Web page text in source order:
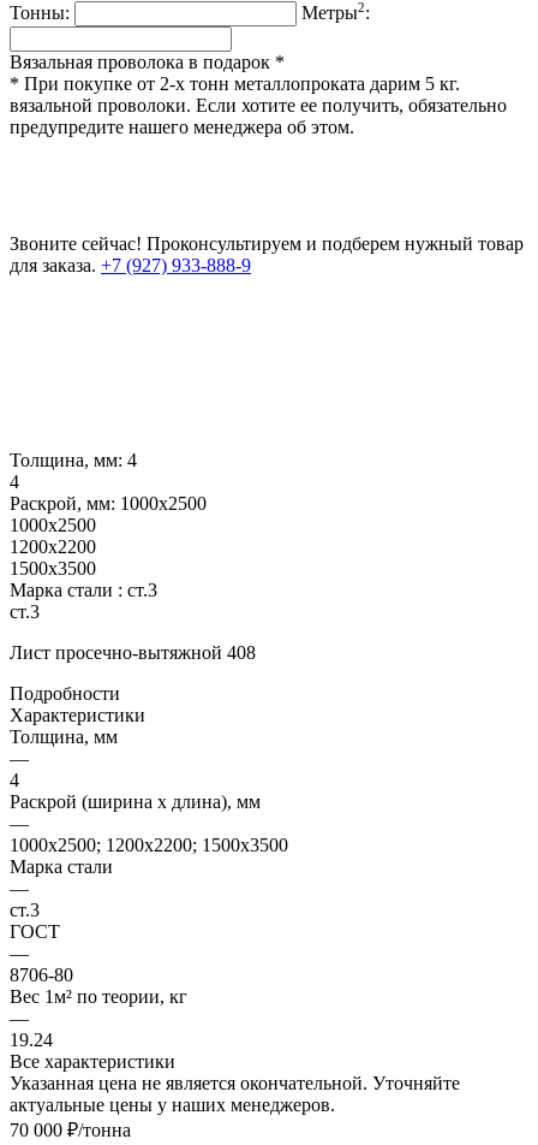
Тонны: Метры2:
Вязальная проволока в подарок *
* При покупке от 2-х тонн металлопроката дарим 5 кг.
вязальной проволоки. Если хотите ее получить, обязательно
предупредите нашего менеджера об этом.
Звоните сейчас! Проконсультируем и подберем нужный товар
для заказа. +7 (927) 933-888-9
Толщина, мм: 4
4
Раскрой, мм: 1000х2500
1000х2500
1200х2200
1500х3500
Марка стали : ст.3
ст.3
Лист просечно-вытяжной 408
Подробности
Характеристики
Толщина, мм
—
4
Раскрой (ширина х длина), мм
—
1000х2500; 1200х2200; 1500х3500
Марка стали
—
ст.3
ГОСТ
—
8706-80
Вес 1м² по теории, кг
—
19.24
Все характеристики
Указанная цена не является окончательной. Уточняйте
актуальные цены у наших менеджеров.
70 000 ₽/тонна